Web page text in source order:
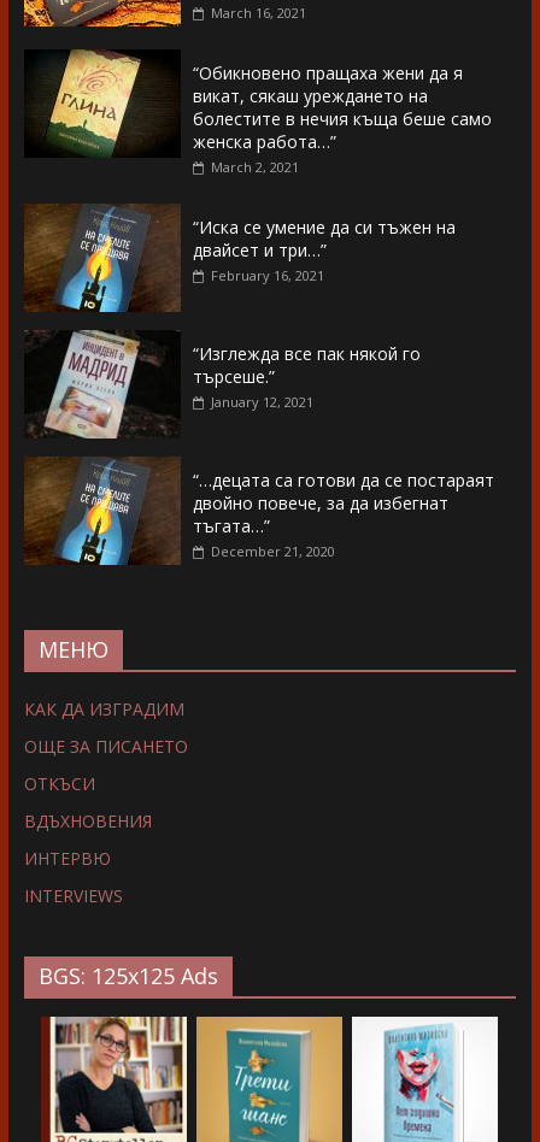
March 16, 2021
“Обикновено пращаха жени да я
викат, сякаш уреждането на
болестите в нечия къща беше само
женска работа…”
March 2, 2021
“Иска се умение да си тъжен на
двайсет и три…”
February 16, 2021
“Изглежда все пак някой го
търсеше.”
January 12, 2021
“…децата са готови да се постараят
двойно повече, за да избегнат
тъгата…”
December 21, 2020
МЕНЮ
КАК ДА ИЗГРАДИМ
ОЩЕ ЗА ПИСАНЕТО
ОТКЪСИ
ВДЪХНОВЕНИЯ
ИНТЕРВЮ
INTERVIEWS
BGS: 125x125 Ads